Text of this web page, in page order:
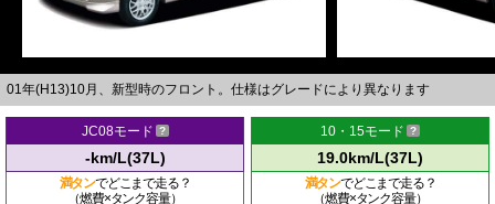
01年(H13)10月、新型時のフロント。仕様はグレードにより異なります
JC08モード
-km/L(37L)
満タンでどこまで走る？
（燃費×タンク容量）
10・15モード
19.0km/L(37L)
満タンでどこまで走る？
（燃費×タンク容量）